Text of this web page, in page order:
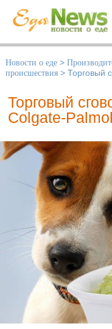
Новости о еде >
происшествия > Торговый
Торговый
Colgate-